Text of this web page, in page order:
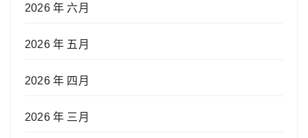
2026 年 六月
2026 年 五月
2026 年 四月
2026 年 三月